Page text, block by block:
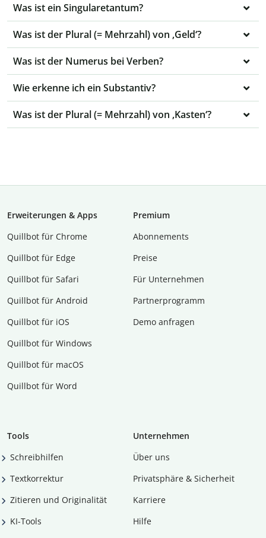
Was ist ein Singularetantum?
Was ist der Plural (= Mehrzahl) von ‚Geld‘?
Was ist der Numerus bei Verben?
Wie erkenne ich ein Substantiv?
Was ist der Plural (= Mehrzahl) von ‚Kasten‘?
Erweiterungen & Apps
Quillbot für Chrome
Quillbot für Edge
Quillbot für Safari
Quillbot für Android
Quillbot für iOS
Quillbot für Windows
Quillbot für macOS
Quillbot für Word
Premium
Abon­ne­ments
Preise
Für Unternehmen
Partnerprogramm
Demo anfragen
Tools
Schreibhilfen
Textkorrektur
Zitieren und Originalität
KI-Tools
Unternehmen
Über uns
Privatsphäre & Sicherheit
Karriere
Hilfe